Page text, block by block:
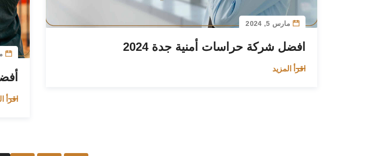
مارس 5, 2024
افضل شركة حراسات أمنية جدة 2024
اقرأ المزيد
اقرأ